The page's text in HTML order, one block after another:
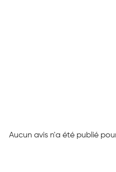
Aucun avis n'a été publié